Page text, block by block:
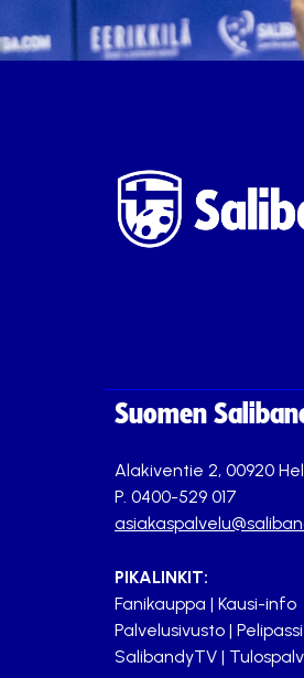
Suomen
Alakiventie 2, 00920
P. 0400-529 017
PIKALINKIT:
Fanikauppa | Kausi-info
Palvelusivusto |
SalibandyTV |